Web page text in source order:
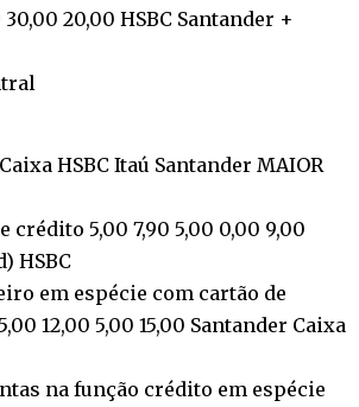
20,00 HSBC Santander +
HSBC Itaú Santander MAIOR
crédito 5,00 7,90 5,00 0,00 9,00
HSBC
em espécie com cartão de
12,00 5,00 15,00 Santander Caixa
na função crédito em espécie